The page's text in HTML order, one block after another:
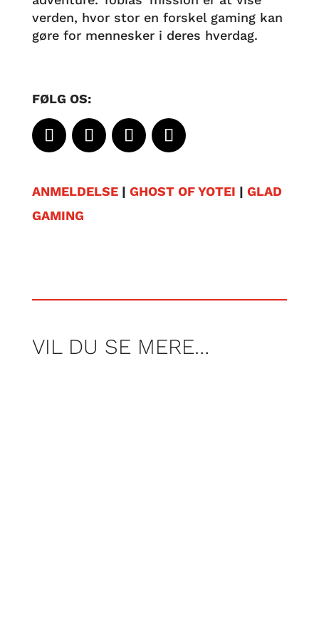
verden, hvor stor en forskel gaming kan
gøre for mennesker i deres hverdag.
FØLG OS:
ANMELDELSE| GHOST OF YOTEI | GLAD
GAMING
VIL DU SE MERE…